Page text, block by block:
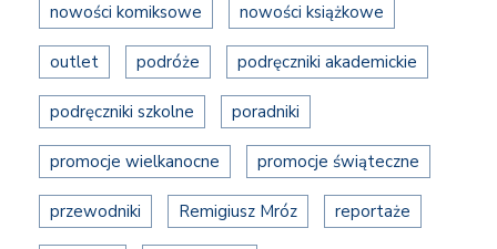
nowości komiksowe nowości książkowe
outlet podróże podręczniki akademickie
podręczniki szkolne poradniki
promocje wielkanocne promocje świąteczne
przewodniki Remigiusz Mróz reportaże